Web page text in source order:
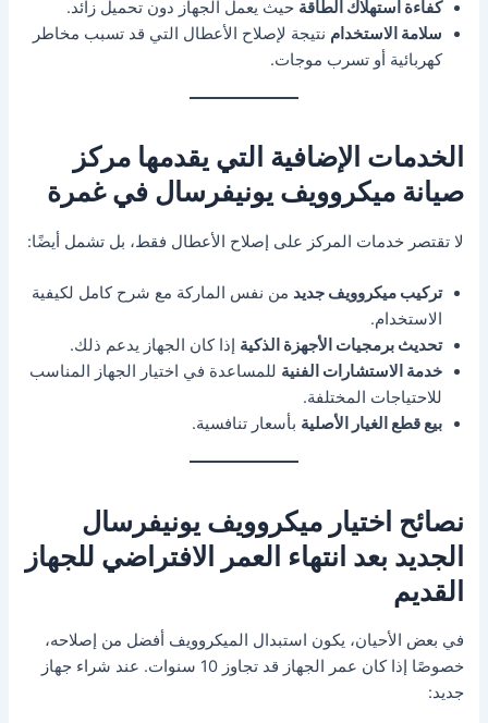
كفاءة استهلاك الطاقة حيث يعمل الجهاز دون تحميل زائد.
سلامة الاستخدام نتيجة لإصلاح الأعطال التي قد تسبب مخاطر
كهربائية أو تسرب موجات.
الخدمات الإضافية التي يقدمها مركز
صيانة ميكروويف يونيفرسال في غمرة
لا تقتصر خدمات المركز على إصلاح الأعطال فقط، بل تشمل أيضًا:
تركيب ميكروويف جديد من نفس الماركة مع شرح كامل لكيفية
الاستخدام.
تحديث برمجيات الأجهزة الذكية إذا كان الجهاز يدعم ذلك.
خدمة الاستشارات الفنية للمساعدة في اختيار الجهاز المناسب
للاحتياجات المختلفة.
بيع قطع الغيار الأصلية بأسعار تنافسية.
نصائح اختيار ميكروويف يونيفرسال
الجديد بعد انتهاء العمر الافتراضي للجهاز
القديم
في بعض الأحيان، يكون استبدال الميكروويف أفضل من إصلاحه،
خصوصًا إذا كان عمر الجهاز قد تجاوز 10 سنوات. عند شراء جهاز
جديد: